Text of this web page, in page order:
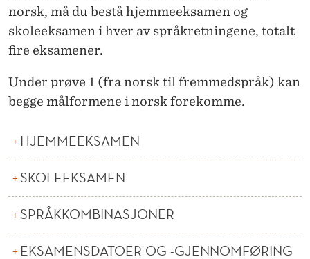
norsk, må du bestå hjemmeeksamen og
skoleeksamen i hver av språkretningene, totalt
fire eksamener.
Under prøve 1 (fra norsk til fremmedspråk) kan
begge målformene i norsk forekomme.
HJEMMEEKSAMEN
SKOLEEKSAMEN
SPRÅKKOMBINASJONER
EKSAMENSDATOER OG -GJENNOMFØRING